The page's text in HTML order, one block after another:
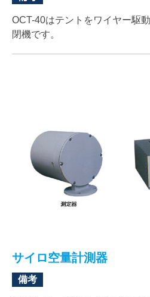
OCT-40はテントをワイヤー駆
閉機です。
サイロ空量計測器
備考